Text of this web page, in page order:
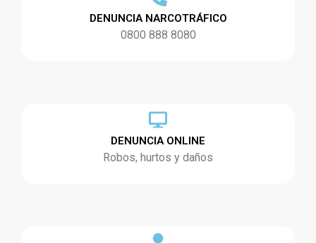
DENUNCIA NARCOTRÁFICO
0800 888 8080
DENUNCIA ONLINE
Robos, hurtos y daños